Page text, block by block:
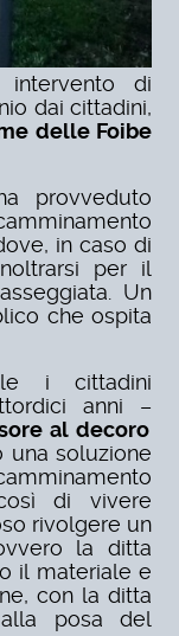
intervento di
dai cittadini,
delle Foibe
provveduto
in caso di
per il
Un
che ospita
i cittadini
anni –
al decoro
una soluzione
di vivere
rivolgere un
la ditta
il materiale e
con la ditta
posa del